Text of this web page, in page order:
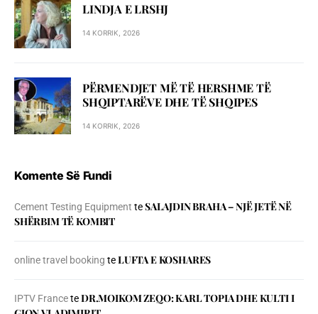
LINDJA E LRSHJ
14 KORRIK, 2026
PËRMENDJET MË TË HERSHME TË
SHQIPTARËVE DHE TË SHQIPES
14 KORRIK, 2026
Komente Së Fundi
Cement Testing Equipment teSALAJDIN BRAHA – NJЁ JETЁ NЁ
SHЁRBIM TЁ KOMBIT
online travel booking teLUFTA E KOSHARES
IPTV FranceteDR.MOIKOM ZEQO: KARL TOPIA DHE KULTI I